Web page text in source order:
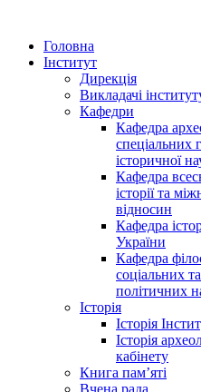
Головна
Інститут
Дирекція
Викладачі
Кафедри
Кафедра
спеціальних
історичної
Кафедра
історії та
відносин
Кафедра
України
Кафедра
соціальних та
політичних
Історія
Історія
Історія
кабінету
Книга памʼяті
Вчена рада